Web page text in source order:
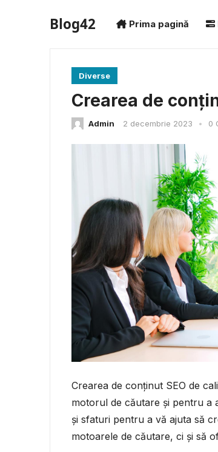
Blog42 Prima pagină
Diverse
Crearea de
Admin 2 decembrie 2023 • 0
Crearea de conținut SEO de
motorul de căutare și pentru a
și sfaturi pentru a vă ajuta să
motoarele de căutare, ci și să